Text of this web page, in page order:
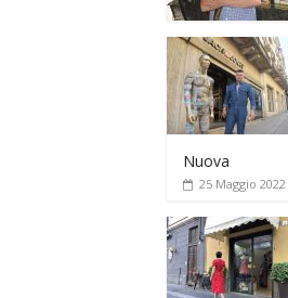
Nuova
25 Maggio 2022